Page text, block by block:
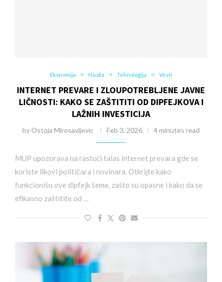
Ekonomija Nauka Tehnologija Vesti
INTERNET PREVARE I ZLOUPOTREBLJENE JAVNE
LIČNOSTI: KAKO SE ZAŠTITITI OD DIPFEJKOVA I
LAŽNIH INVESTICIJA
by Ostoja Mirosavljevic Feb 3, 2026 4 minutes read
MUP upozorava na rastući talas internet prevara gde se
koriste likovi političara i novinara. Otkrijte kako
funkcionišu ove dipfejk šeme, zašto su opasne i kako da se
efikasno zaštitite od …